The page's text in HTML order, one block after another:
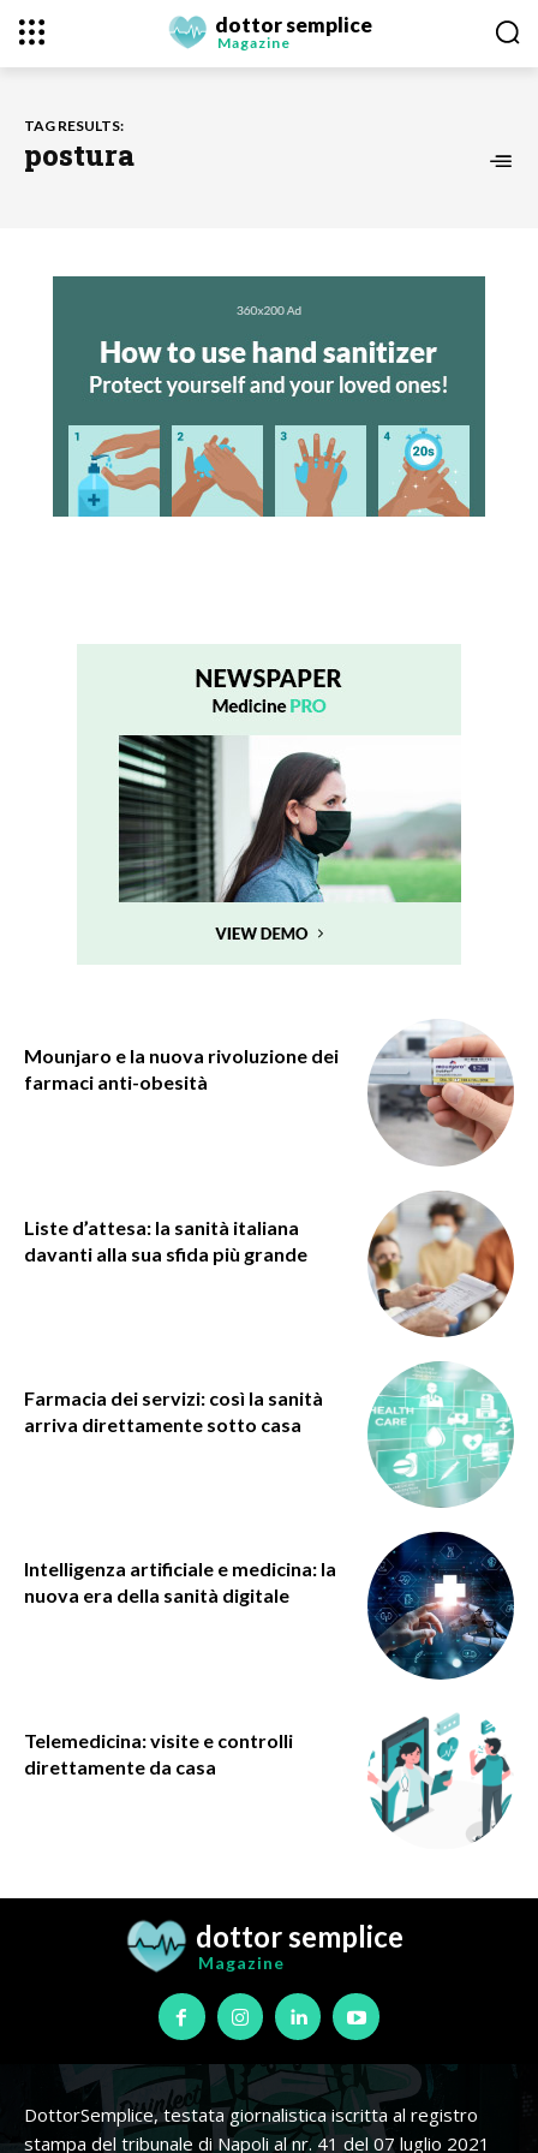
dottor semplice
Magazine
TAG RESULTS:
postura
Mounjaro e la nuova rivoluzione dei
farmaci anti-obesità
Liste d’attesa: la sanità italiana
davanti alla sua sfida più grande
Farmacia dei servizi: così la sanità
arriva direttamente sotto casa
Intelligenza artificiale e medicina: la
nuova era della sanità digitale
Telemedicina: visite e controlli
direttamente da casa
dottor semplice
Magazine
DottorSemplice, testata giornalistica iscritta al registro
stampa del tribunale di Napoli al nr. 41 del 07 luglio 2021